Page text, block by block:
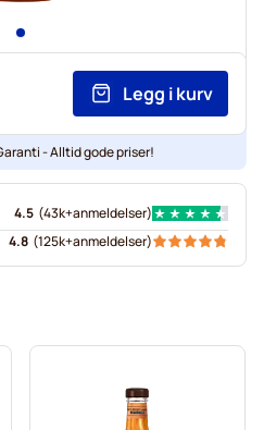
Legg i kurv
- Alltid gode priser!
4.5 (43k+anmeldelser)
4.8 (125k+anmeldelser)